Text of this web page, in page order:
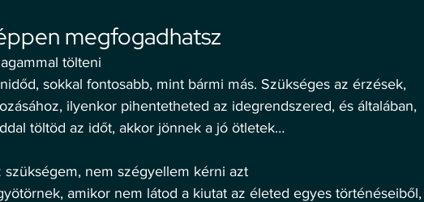
megfogadhatsz
tölteni
sokkal fontosabb, mint bármi más. Szükséges az érzések,
ilyenkor pihentetheted az idegrendszered, és általában,
töltöd az időt, akkor jönnek a jó ötletek…
szükségem, nem szégyellem kérni azt
amikor nem látod a kiutat az életed egyes történéseiből,